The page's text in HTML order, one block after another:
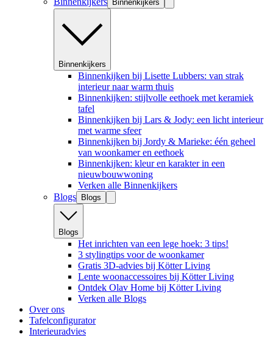
Binnenkijkers
Binnenkijkers
Binnenkijken bij Lisette Lubbers: van strak
interieur naar warm thuis
Binnenkijken: stijlvolle eethoek met keramiek
tafel
Binnenkijken bij Lars & Jody: een licht interieur
met warme sfeer
Binnenkijken bij Jordy & Marieke: één geheel
van woonkamer en eethoek
Binnenkijken: kleur en karakter in een
nieuwbouwwoning
Verken alle Binnenkijkers
Blogs
Blogs
Blogs
Het inrichten van een lege hoek: 3 tips!
3 stylingtips voor de woonkamer
Gratis 3D-advies bij Kötter Living
Lente woonaccessoires bij Kötter Living
Ontdek Olav Home bij Kötter Living
Verken alle Blogs
Over ons
Tafelconfigurator
Interieuradvies